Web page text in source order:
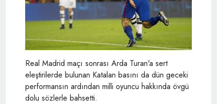
Real Madrid maçı sonrası Arda Turan'a sert
eleştirilerde bulunan Katalan basını da dün geceki
performansın ardından milli oyuncu hakkında övgü
dolu sözlerle bahsetti.